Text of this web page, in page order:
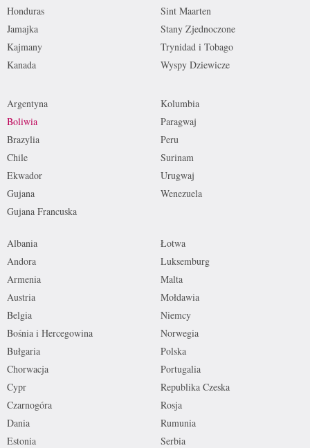
Honduras
Jamajka
Kajmany
Kanada
Sint Maarten
Stany Zjednoczone
Trynidad i Tobago
Wyspy Dziewicze
Argentyna
Boliwia
Brazylia
Chile
Ekwador
Gujana
Gujana Francuska
Kolumbia
Paragwaj
Peru
Surinam
Urugwaj
Wenezuela
Albania
Andora
Armenia
Austria
Belgia
Bośnia i Hercegowina
Bułgaria
Chorwacja
Cypr
Czarnogóra
Dania
Estonia
Łotwa
Luksemburg
Malta
Mołdawia
Niemcy
Norwegia
Polska
Portugalia
Republika Czeska
Rosja
Rumunia
Serbia